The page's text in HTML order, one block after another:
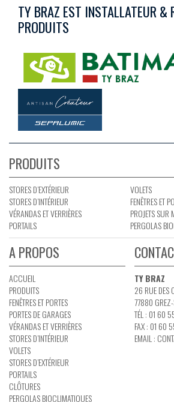
TY BRAZ EST INSTALLATEUR &
PRODUITS
PRODUITS
STORES D’EXTÉRIEUR
STORES D’INTÉRIEUR
VÉRANDAS ET VERRIÈRES
PORTAILS
VOLETS
FENÊTRES ET
PROJETS SUR
PERGOLAS
A PROPOS
ACCUEIL
PRODUITS
FENÊTRES ET PORTES
PORTES DE GARAGES
VÉRANDAS ET VERRIÈRES
STORES D’INTÉRIEUR
VOLETS
STORES D’EXTÉRIEUR
PORTAILS
CLÔTURES
PERGOLAS BIOCLIMATIQUES
TY BRAZ
26 RUE DES
77880
TÉL : 01 60
FAX : 01 60
EMAIL :